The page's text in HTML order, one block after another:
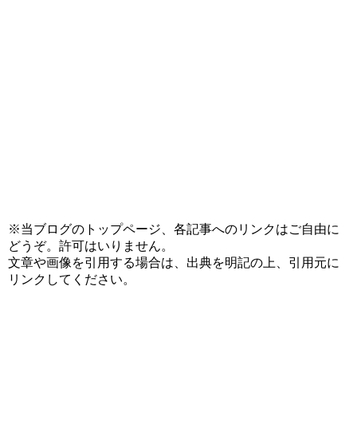
※当ブログのトップページ、各記事へのリンクはご自由に
どうぞ。許可はいりません。
文章や画像を引用する場合は、出典を明記の上、引用元に
リンクしてください。